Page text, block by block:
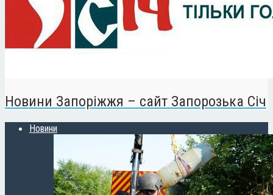
Новини Запоріжжя – сайт Запорозька Січ
Новини